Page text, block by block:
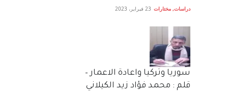
دراسات, مختارات 23 فبراير، 2023
سوريا وتركيا واعادة الاعمار –
قلم : محمد فؤاد زيد الكيلاني